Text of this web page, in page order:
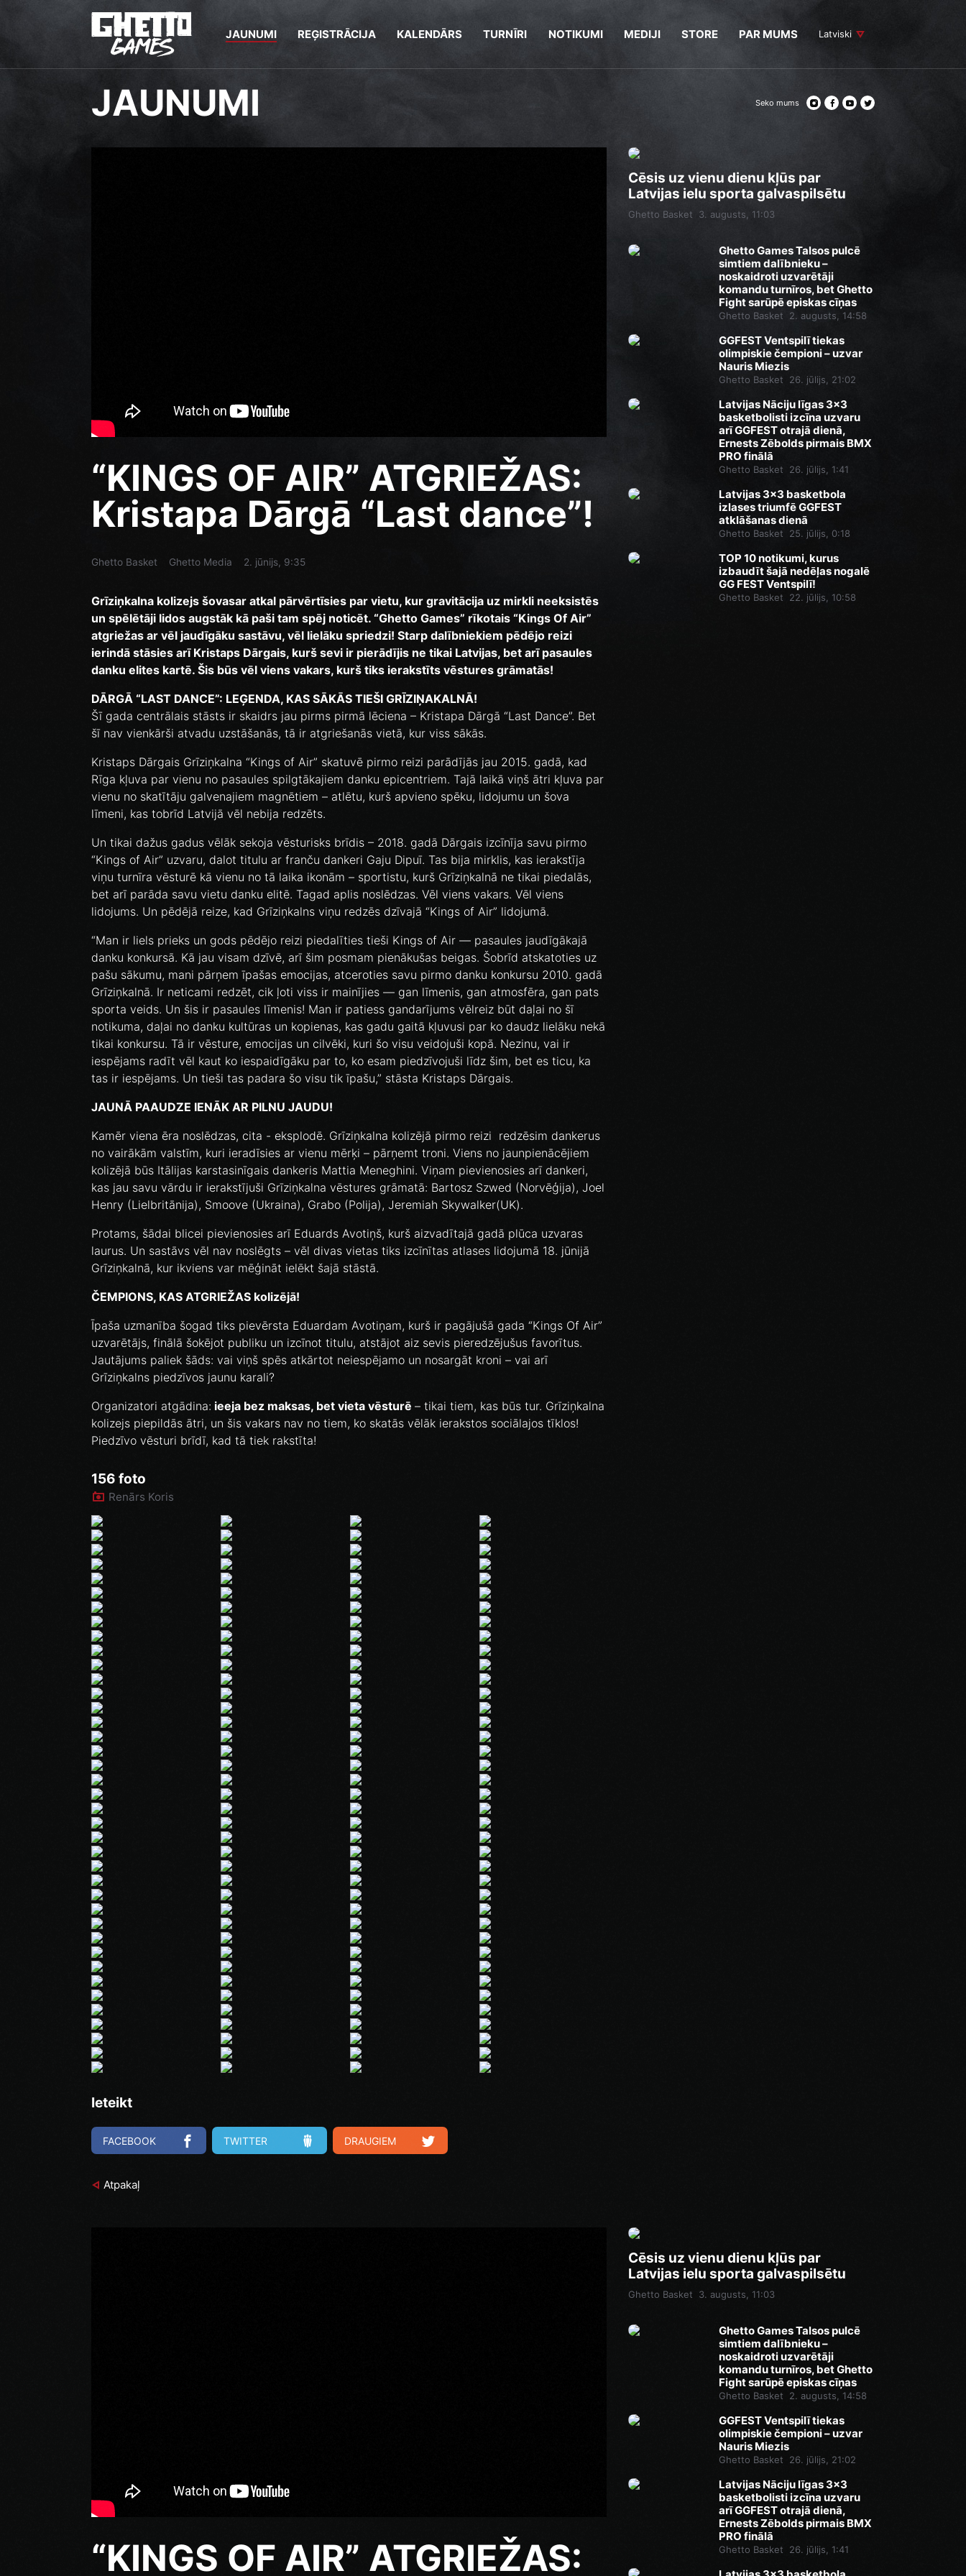
JAUNUMI REĢISTRĀCIJA KALENDĀRS TURNĪRI NOTIKUMI MEDIJI STORE PAR MUMS Latviski
JAUNUMI Seko mums
“KINGS OF AIR” ATGRIEŽAS:
Kristapa Dārgā “Last dance”!
Ghetto Basket Ghetto Media 2. jūnijs, 9:35
Grīziņkalna kolizejs šovasar atkal pārvērtīsies par vietu, kur gravitācija uz mirkli neeksistēs
un spēlētāji lidos augstāk kā paši tam spēj noticēt. “Ghetto Games” rīkotais “Kings Of Air”
atgriežas ar vēl jaudīgāku sastāvu, vēl lielāku spriedzi! Starp dalībniekiem pēdējo reizi
ierindā stāsies arī Kristaps Dārgais, kurš sevi ir pierādījis ne tikai Latvijas, bet arī pasaules
danku elites kartē. Šis būs vēl viens vakars, kurš tiks ierakstīts vēstures grāmatās!
DĀRGĀ “LAST DANCE”: LEĢENDA, KAS SĀKĀS TIEŠI GRĪZIŅAKALNĀ!
Šī gada centrālais stāsts ir skaidrs jau pirms pirmā lēciena – Kristapa Dārgā “Last Dance”. Bet
šī nav vienkārši atvadu uzstāšanās, tā ir atgriešanās vietā, kur viss sākās.
Kristaps Dārgais Grīziņkalna “Kings of Air” skatuvē pirmo reizi parādījās jau 2015. gadā, kad
Rīga kļuva par vienu no pasaules spilgtākajiem danku epicentriem. Tajā laikā viņš ātri kļuva par
vienu no skatītāju galvenajiem magnētiem – atlētu, kurš apvieno spēku, lidojumu un šova
līmeni, kas tobrīd Latvijā vēl nebija redzēts.
Un tikai dažus gadus vēlāk sekoja vēsturisks brīdis – 2018. gadā Dārgais izcīnīja savu pirmo
“Kings of Air” uzvaru, dalot titulu ar franču dankeri Gaju Dipuī. Tas bija mirklis, kas ierakstīja
viņu turnīra vēsturē kā vienu no tā laika ikonām – sportistu, kurš Grīziņkalnā ne tikai piedalās,
bet arī parāda savu vietu danku elitē. Tagad aplis noslēdzas. Vēl viens vakars. Vēl viens
lidojums. Un pēdējā reize, kad Grīziņkalns viņu redzēs dzīvajā “Kings of Air” lidojumā.
“Man ir liels prieks un gods pēdējo reizi piedalīties tieši Kings of Air — pasaules jaudīgākajā
danku konkursā. Kā jau visam dzīvē, arī šim posmam pienākušas beigas. Šobrīd atskatoties uz
pašu sākumu, mani pārņem īpašas emocijas, atceroties savu pirmo danku konkursu 2010. gadā
Grīziņkalnā. Ir neticami redzēt, cik ļoti viss ir mainījies — gan līmenis, gan atmosfēra, gan pats
sporta veids. Un šis ir pasaules līmenis! Man ir patiess gandarījums vēlreiz būt daļai no šī
notikuma, daļai no danku kultūras un kopienas, kas gadu gaitā kļuvusi par ko daudz lielāku nekā
tikai konkursu. Tā ir vēsture, emocijas un cilvēki, kuri šo visu veidojuši kopā. Nezinu, vai ir
iespējams radīt vēl kaut ko iespaidīgāku par to, ko esam piedzīvojuši līdz šim, bet es ticu, ka
tas ir iespējams. Un tieši tas padara šo visu tik īpašu,” stāsta Kristaps Dārgais.
JAUNĀ PAAUDZE IENĀK AR PILNU JAUDU!
Kamēr viena ēra noslēdzas, cita - eksplodē. Grīziņkalna kolizējā pirmo reizi redzēsim dankerus
no vairākām valstīm, kuri ieradīsies ar vienu mērķi – pārņemt troni. Viens no jaunpienācējiem
kolizējā būs Itālijas karstasinīgais dankeris Mattia Meneghini. Viņam pievienosies arī dankeri,
kas jau savu vārdu ir ierakstījuši Grīziņkalna vēstures grāmatā: Bartosz Szwed (Norvēģija), Joel
Henry (Lielbritānija), Smoove (Ukraina), Grabo (Polija), Jeremiah Skywalker(UK).
Protams, šādai blicei pievienosies arī Eduards Avotiņš, kurš aizvadītajā gadā plūca uzvaras
laurus. Un sastāvs vēl nav noslēgts – vēl divas vietas tiks izcīnītas atlases lidojumā 18. jūnijā
Grīziņkalnā, kur ikviens var mēģināt ielēkt šajā stāstā.
ČEMPIONS, KAS ATGRIEŽAS kolizējā!
Īpaša uzmanība šogad tiks pievērsta Eduardam Avotiņam, kurš ir pagājušā gada “Kings Of Air”
uzvarētājs, finālā šokējot publiku un izcīnot titulu, atstājot aiz sevis pieredzējušus favorītus.
Jautājums paliek šāds: vai viņš spēs atkārtot neiespējamo un nosargāt kroni – vai arī
Grīziņkalns piedzīvos jaunu karali?
Organizatori atgādina: ieeja bez maksas, bet vieta vēsturē – tikai tiem, kas būs tur. Grīziņkalna
kolizejs piepildās ātri, un šis vakars nav no tiem, ko skatās vēlāk ierakstos sociālajos tīklos!
Piedzīvo vēsturi brīdī, kad tā tiek rakstīta!
156 foto
Renārs Koris
Ieteikt
FACEBOOK TWITTER DRAUGIEM
Atpakaļ
Cēsis uz vienu dienu kļūs par
Latvijas ielu sporta galvaspilsētu
Ghetto Basket 3. augusts, 11:03
Ghetto Games Talsos pulcē
simtiem dalībnieku –
noskaidroti uzvarētāji
komandu turnīros, bet Ghetto
Fight sarūpē episkas cīņas
Ghetto Basket 2. augusts, 14:58
GGFEST Ventspilī tiekas
olimpiskie čempioni – uzvar
Nauris Miezis
Ghetto Basket 26. jūlijs, 21:02
Latvijas Nāciju līgas 3x3
basketbolisti izcīna uzvaru
arī GGFEST otrajā dienā,
Ernests Zēbolds pirmais BMX
PRO finālā
Ghetto Basket 26. jūlijs, 1:41
Latvijas 3x3 basketbola
izlases triumfē GGFEST
atklāšanas dienā
Ghetto Basket 25. jūlijs, 0:18
TOP 10 notikumi, kurus
izbaudīt šajā nedēļas nogalē
GG FEST Ventspilī!
Ghetto Basket 22. jūlijs, 10:58
“KINGS OF AIR” ATGRIEŽAS:
Cēsis uz vienu dienu kļūs par
Latvijas ielu sporta galvaspilsētu
Ghetto Basket 3. augusts, 11:03
Ghetto Games Talsos pulcē
simtiem dalībnieku –
noskaidroti uzvarētāji
komandu turnīros, bet Ghetto
Fight sarūpē episkas cīņas
Ghetto Basket 2. augusts, 14:58
GGFEST Ventspilī tiekas
olimpiskie čempioni – uzvar
Nauris Miezis
Ghetto Basket 26. jūlijs, 21:02
Latvijas Nāciju līgas 3x3
basketbolisti izcīna uzvaru
arī GGFEST otrajā dienā,
Ernests Zēbolds pirmais BMX
PRO finālā
Ghetto Basket 26. jūlijs, 1:41